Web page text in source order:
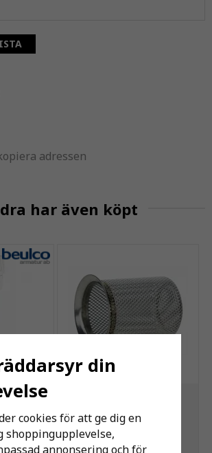
adressen
har även köpt
Stora
121 kr
din
cookies för att ge dig en
shoppingupplevelse,
annonsering och för